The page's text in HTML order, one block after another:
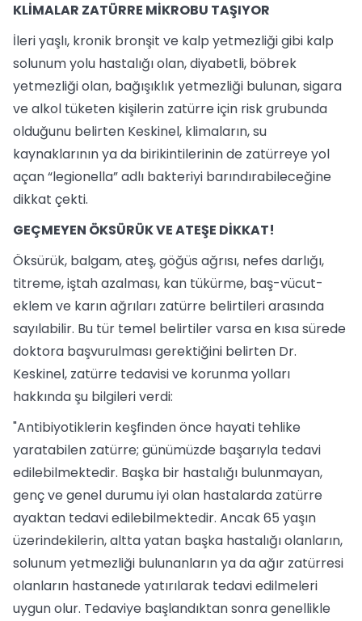
KLİMALAR ZATÜRRE MİKROBU TAŞIYOR
İleri yaşlı, kronik bronşit ve kalp yetmezliği gibi kalp
solunum yolu hastalığı olan, diyabetli, böbrek
yetmezliği olan, bağışıklık yetmezliği bulunan, sigara
ve alkol tüketen kişilerin zatürre için risk grubunda
olduğunu belirten Keskinel, klimaların, su
kaynaklarının ya da birikintilerinin de zatürreye yol
açan “legionella” adlı bakteriyi barındırabileceğine
dikkat çekti.
GEÇMEYEN ÖKSÜRÜK VE ATEŞE DİKKAT!
Öksürük, balgam, ateş, göğüs ağrısı, nefes darlığı,
titreme, iştah azalması, kan tükürme, baş-vücut-
eklem ve karın ağrıları zatürre belirtileri arasında
sayılabilir. Bu tür temel belirtiler varsa en kısa sürede
doktora başvurulması gerektiğini belirten Dr.
Keskinel, zatürre tedavisi ve korunma yolları
hakkında şu bilgileri verdi:
"Antibiyotiklerin keşfinden önce hayati tehlike
yaratabilen zatürre; günümüzde başarıyla tedavi
edilebilmektedir. Başka bir hastalığı bulunmayan,
genç ve genel durumu iyi olan hastalarda zatürre
ayaktan tedavi edilebilmektedir. Ancak 65 yaşın
üzerindekilerin, altta yatan başka hastalığı olanların,
solunum yetmezliği bulunanların ya da ağır zatürresi
olanların hastanede yatırılarak tedavi edilmeleri
uygun olur. Tedaviye başlandıktan sonra genellikle